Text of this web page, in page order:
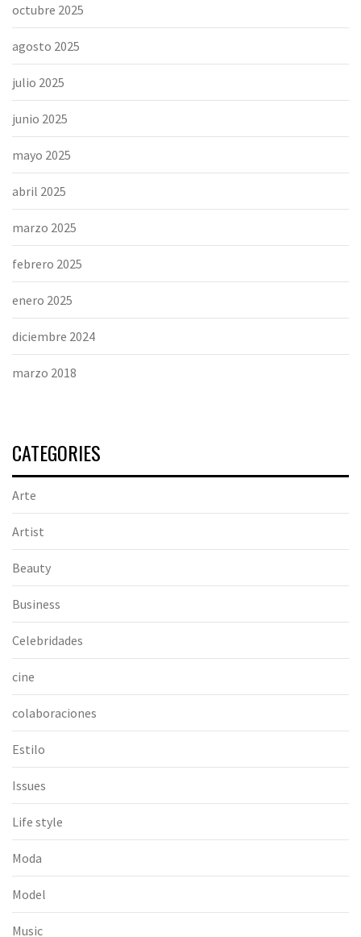
octubre 2025
agosto 2025
julio 2025
junio 2025
mayo 2025
abril 2025
marzo 2025
febrero 2025
enero 2025
diciembre 2024
marzo 2018
CATEGORIES
Arte
Artist
Beauty
Business
Celebridades
cine
colaboraciones
Estilo
Issues
Life style
Moda
Model
Music